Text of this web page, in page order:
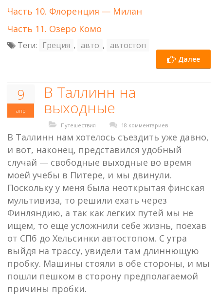
Часть 10. Флоренция — Милан
Часть 11. Озеро Комо
Теги: Греция , авто , автостоп
Далее
9
апр
В Таллинн на
выходные
Путешествия 18 комментариев
В Таллинн нам хотелось съездить уже давно,
и вот, наконец, представился удобный
случай — свободные выходные во время
моей учебы в Питере, и мы двинули.
Поскольку у меня была неоткрытая финская
мультивиза, то решили ехать через
Финляндию, а так как легких путей мы не
ищем, то еще усложнили себе жизнь, поехав
от СПб до Хельсинки автостопом. С утра
выйдя на трассу, увидели там длиннющую
пробку. Машины стояли в обе стороны, и мы
пошли пешком в сторону предполагаемой
причины пробки.